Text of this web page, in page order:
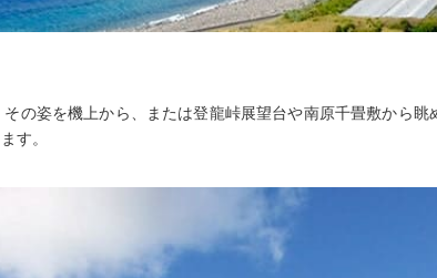
の姿を機上から、または登龍峠展望台や南原千畳敷から
す。